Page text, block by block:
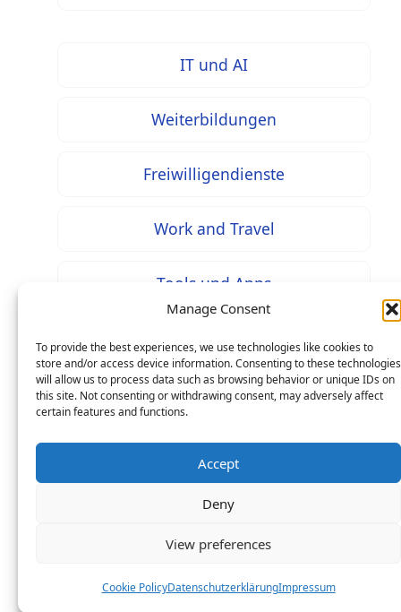
Manage Consent
To provide the best experiences, we use technologies like cookies to
store and/or access device information. Consenting to these technologies
will allow us to process data such as browsing behavior or unique IDs on
this site. Not consenting or withdrawing consent, may adversely affect
certain features and functions.
Accept
Deny
View preferences
Cookie PolicyDatenschutzerklärungImpressum
IT und AI
Weiterbildungen
Freiwilligendienste
Work and Travel
Tools und Apps
* Bei mit diesem Zeichen gekennzeichneten Inhalten
handelt es sich um Werbung / Affiliate Links: Beim
Mehrkosten – als Seitenbetreiber erhalten wir jedoch
eine prozentuale Provision an Ihren Käufen, worüber
wir uns mit finanzieren.
Copyright © 2026 Life in Germany: Online-Magazin zu